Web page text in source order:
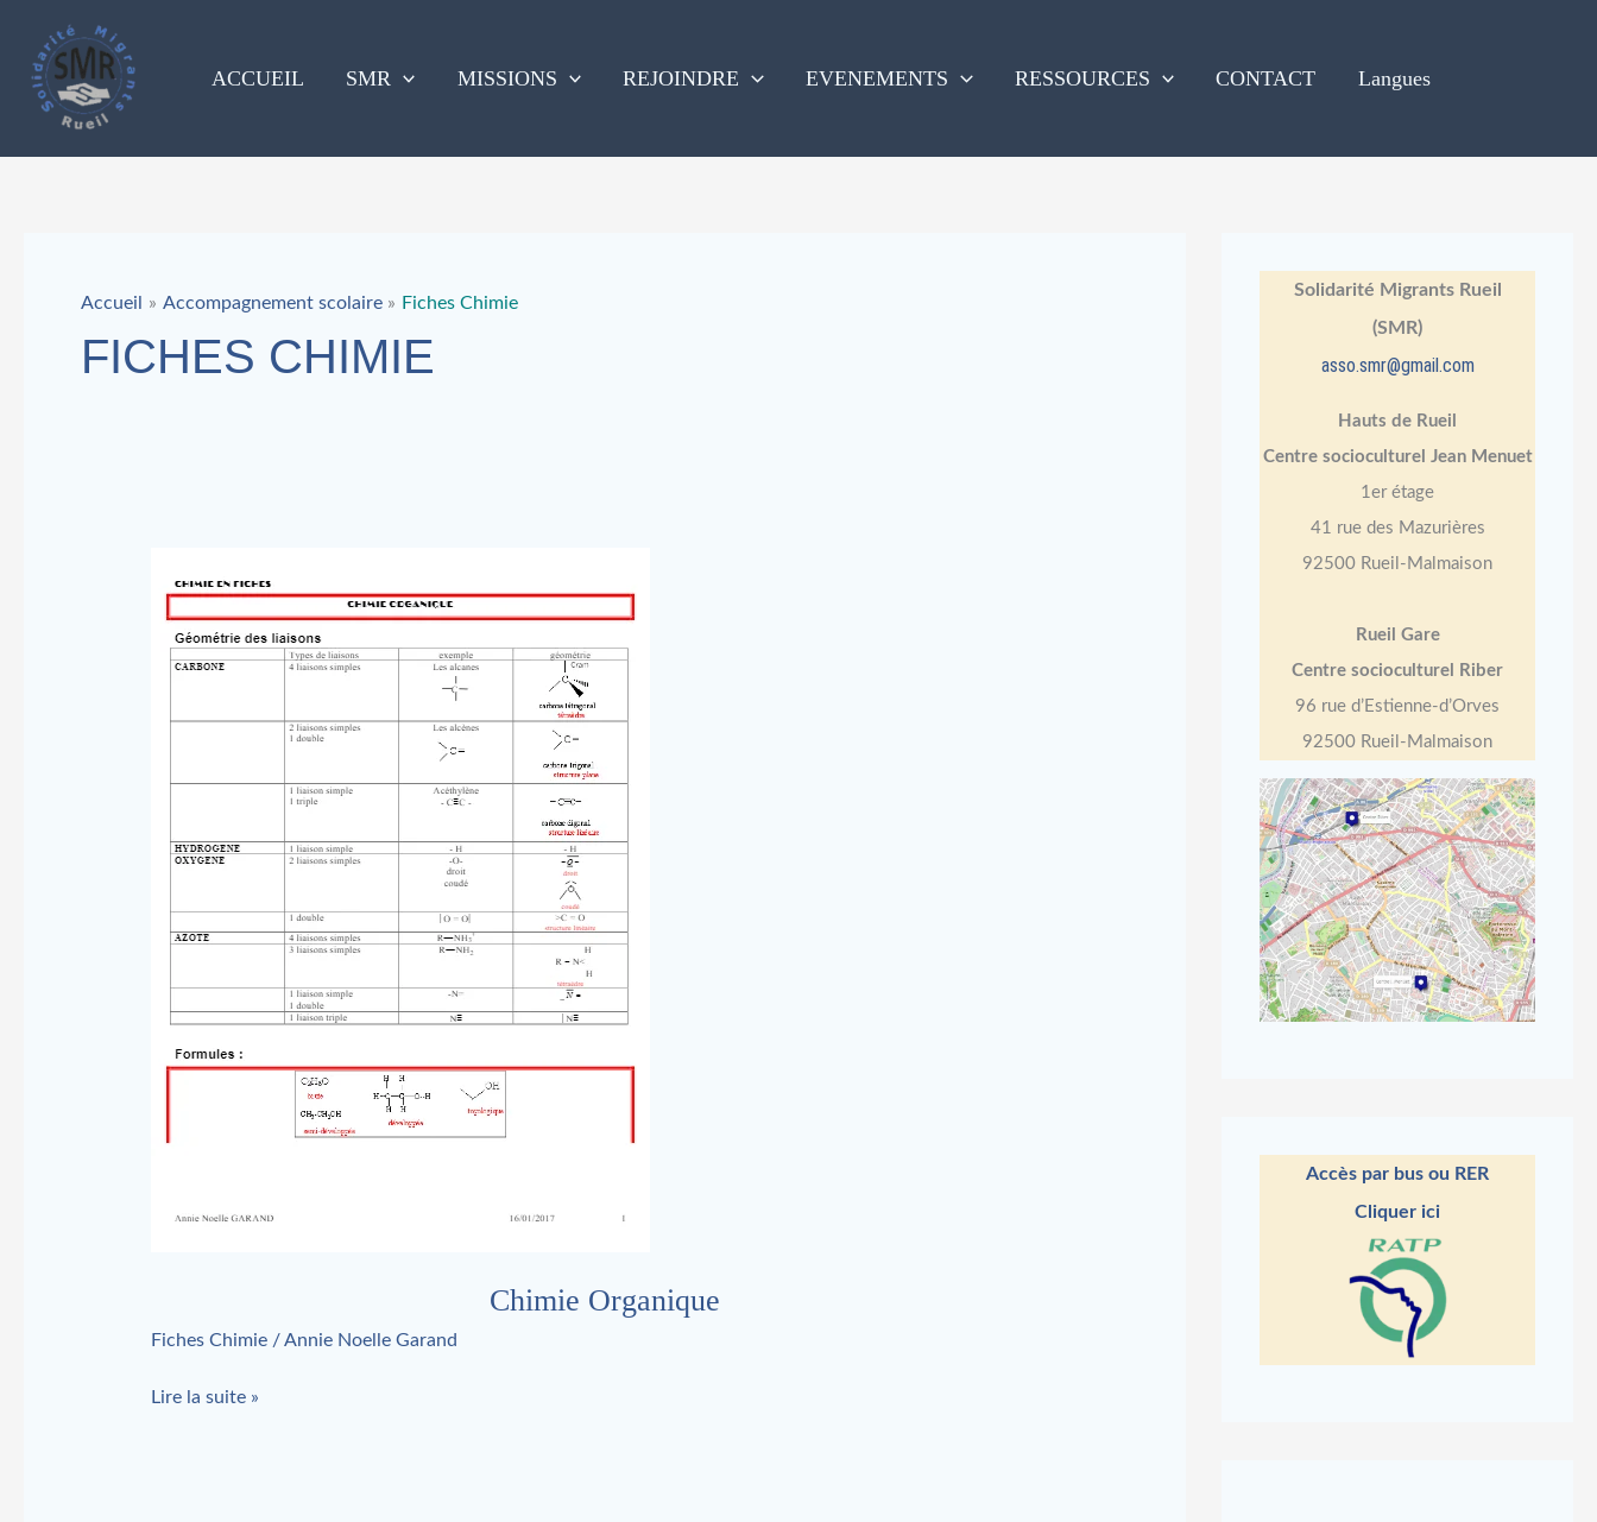
contenu
ACCUEIL SMR MISSIONS REJOINDRE EVENEMENTS RESSOURCES CONTACT Langues
Accueil Accompagnement scolaire Fiches Chimie
FICHES CHIMIE
Chimie Organique
Fiches Chimie/Annie Noelle Garand
Organique
Lire la suite »
Solidarité Migrants Rueil
(SMR)
asso.smr@gmail.com
Hauts de Rueil
Centre socioculturel Jean Menuet
1er étage
41 rue des Mazurières
92500 Rueil-Malmaison
Rueil Gare
Centre socioculturel Riber
96 rue d’Estienne-d’Orves
92500 Rueil-Malmaison
Accès par bus ou RER
Cliquer ici